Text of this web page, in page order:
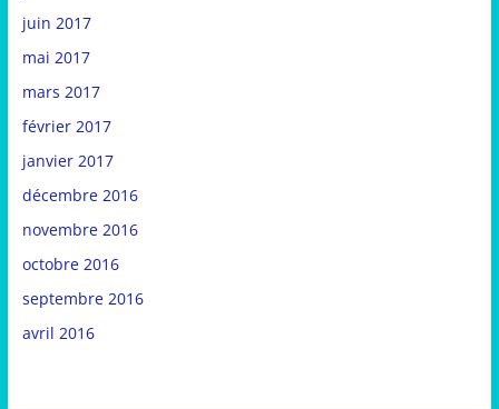
juin 2017
mai 2017
mars 2017
février 2017
janvier 2017
décembre 2016
novembre 2016
octobre 2016
septembre 2016
avril 2016